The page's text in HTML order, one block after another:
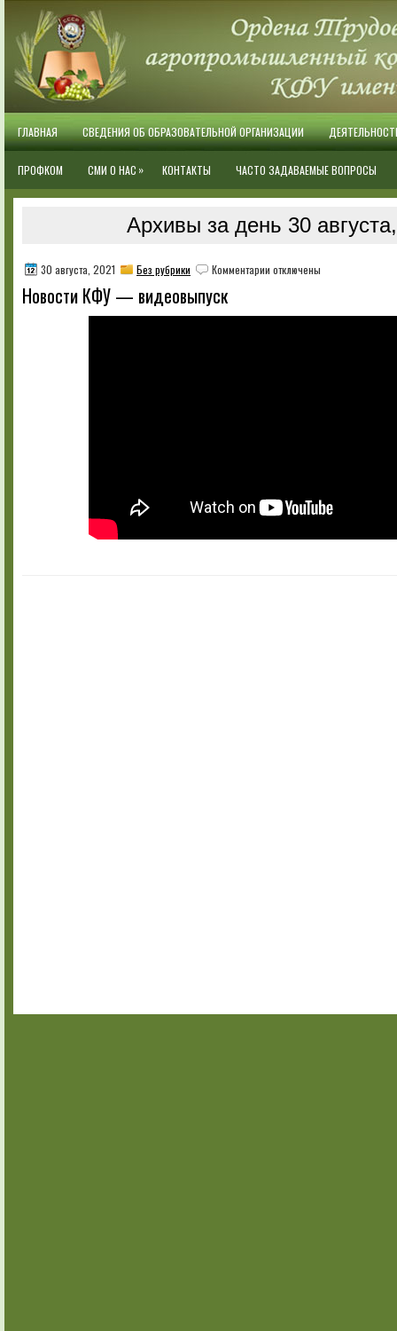
ГЛАВНАЯ СВЕДЕНИЯ ОБ ОБРАЗОВАТЕЛЬНОЙ ОРГАНИЗАЦИИ
ПРОФКОМ СМИ О НАС » КОНТАКТЫ ЧАСТО ЗАДАВАЕМЫЕ ВОПРОСЫ
Архивы за день 30
30 августа, 2021 Без рубрики Комментарии к
КФУ
отключены
Новости КФУ — видеовыпуск